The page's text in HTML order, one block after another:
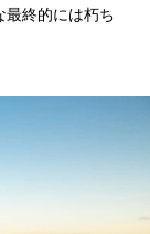
終的には朽ち